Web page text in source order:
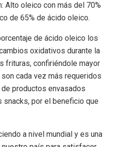
Alto oleico con más del 70%
de 65% de ácido oleico.
de ácido oleico los
oxidativos durante la
frituras, confiriéndole mayor
cada vez más requeridos
productos envasados
snacks, por el beneficio que
a nivel mundial y es una